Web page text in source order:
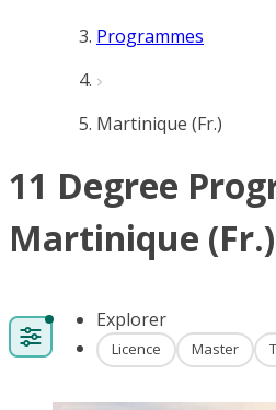
Programmes
Martinique (Fr.)
11 Degree
Martinique (Fr.)
Explorer
Licence Master